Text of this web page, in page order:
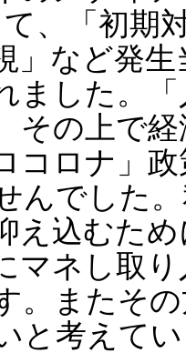
、「初期
」など発
ました。
その上で
コロナ」
んでした
え込むた
マネし取
。またそ
と考えて